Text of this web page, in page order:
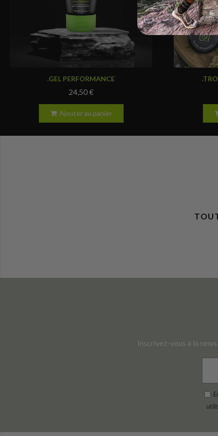
Aperçu rapide
.GEL PERFORMANCE
24,50 €
Ajouter au panier
Inscrivez-vous à la